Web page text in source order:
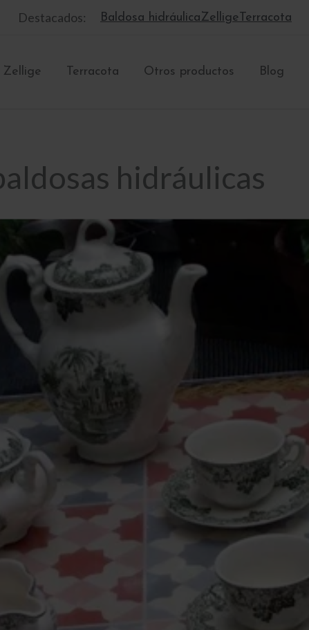
Destacados: Baldosa hidráulicaZellige Terracota
Zellige Terracota Otros productos Blog
hidráulicas